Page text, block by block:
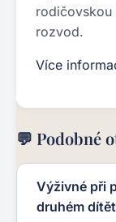
rodičovskou
rozvod.
Více
💬 Podobné
Výživné při
druhém